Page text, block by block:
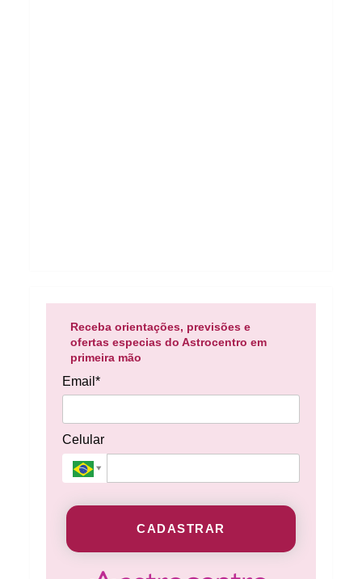
Receba orientações, previsões e
ofertas especias do Astrocentro em
primeira mão
Email*
Celular
CADASTRAR